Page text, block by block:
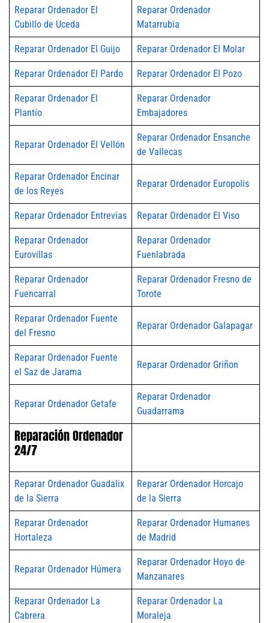
Reparar Ordenador El
Cubillo de Uceda
Reparar Ordenador
Matarrubia
Reparar Ordenador El Guijo Reparar Ordenador El Molar
Reparar Ordenador El Pardo Reparar Ordenador El Pozo
Reparar Ordenador El
Plantío
Reparar Ordenador
Embajadores
Reparar Ordenador El Vellón
Reparar Ordenador Ensanche
de Vallecas
Reparar Ordenador Encinar
de los Reyes
Reparar Ordenador Europolis
Reparar Ordenador Entrevías Reparar Ordenador El Viso
Reparar Ordenador
Eurovillas
Reparar Ordenador
Fuenlabrada
Reparar Ordenador
Fuencarral
Reparar Ordenador Fresno de
Torote
Reparar Ordenador Fuente
del Fresno
Reparar Ordenador Galapagar
Reparar Ordenador Fuente
el Saz de Jarama
Reparar Ordenador Griñon
Reparar Ordenador Getafe
Reparar Ordenador
Guadarrama
Reparación Ordenador
24/7
Reparar Ordenador Guadalix
de la Sierra
Reparar Ordenador Horcajo
de la Sierra
Reparar Ordenador
Hortaleza
Reparar Ordenador Humanes
de Madrid
Reparar Ordenador Húmera
Reparar Ordenador Hoyo de
Manzanares
Reparar Ordenador La
Cabrera
Reparar Ordenador La
Moraleja